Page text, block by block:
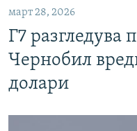
март 28, 2026
Г7 разгледува
Чернобил
долари